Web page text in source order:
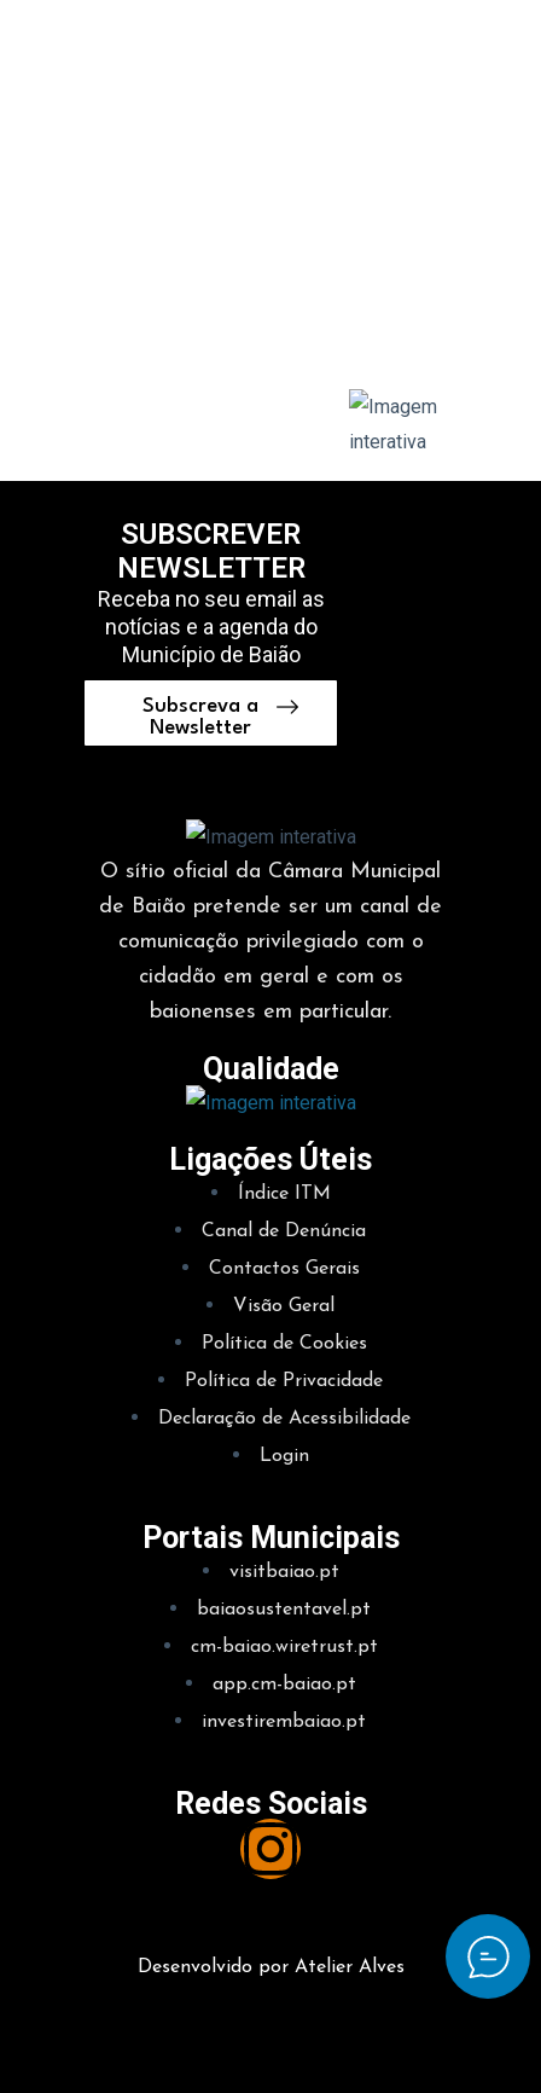
SUBSCREVER
NEWSLETTER
Receba no seu email as
notícias e a agenda do
Município de Baião
Subscreva a
Newsletter
O sítio oficial da Câmara Municipal
de Baião pretende ser um canal de
comunicação privilegiado com o
cidadão em geral e com os
baionenses em particular.
Qualidade
Ligações Úteis
Índice ITM
Canal de Denúncia
Contactos Gerais
Visão Geral
Política de Cookies
Política de Privacidade
Declaração de Acessibilidade
Login
Portais Municipais
visitbaiao.pt
baiaosustentavel.pt
cm-baiao.wiretrust.pt
app.cm-baiao.pt
investirembaiao.pt
Redes Sociais
Desenvolvido por Atelier Alves